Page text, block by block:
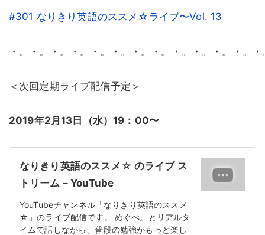
#301 なりきり英語のススメ☆ライブ〜Vol. 13
・。・。・。・。・。・。・。・。・。・。・。・。
＜次回定期ライブ配信予定＞
2019年2月13日（水）19：00〜
なりきり英語のススメ☆ のライブ ス
トリーム – YouTube
YouTubeチャンネル「なりきり英語のススメ
☆」のライブ配信です。 めぐぺ。とリアルタ
イムで話しながら、普段の勉強がもっと楽し